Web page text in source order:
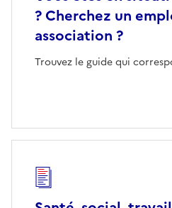
? Cherchez un
association ?
Trouvez le guide qui